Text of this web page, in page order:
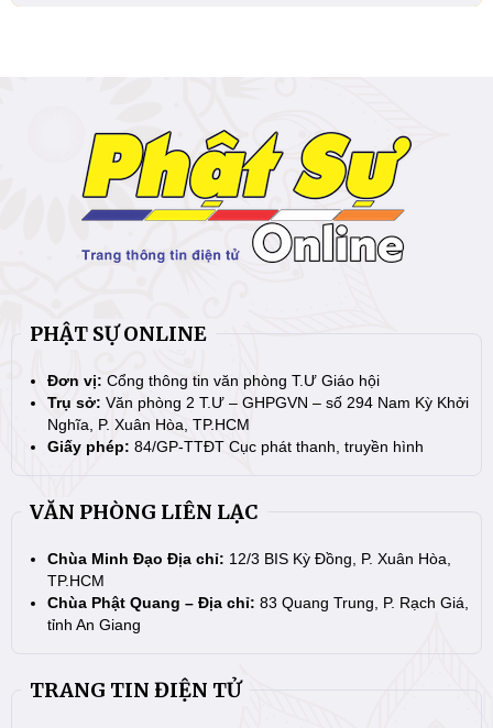
PHẬT SỰ ONLINE
Đơn vị: Cổng thông tin văn phòng T.Ư Giáo hội
Trụ sở: Văn phòng 2 T.Ư – GHPGVN – số 294 Nam Kỳ Khởi
Nghĩa, P. Xuân Hòa, TP.HCM
Giấy phép: 84/GP-TTĐT Cục phát thanh, truyền hình
VĂN PHÒNG LIÊN LẠC
Chùa Minh Đạo Địa chỉ: 12/3 BIS Kỳ Đồng, P. Xuân Hòa,
TP.HCM
Chùa Phật Quang – Địa chỉ: 83 Quang Trung, P. Rạch Giá,
tỉnh An Giang
TRANG TIN ĐIỆN TỬ